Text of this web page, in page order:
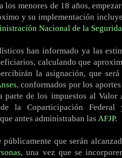
los menores de 18 años,
y su implementación
Nacional de la
han informado ya las
calculando que
la asignación, que
, conformados por los
parte de los impuestos al Valor
la Coparticipación Federal
antes administraban las AFJP.
que serán
, una vez que se